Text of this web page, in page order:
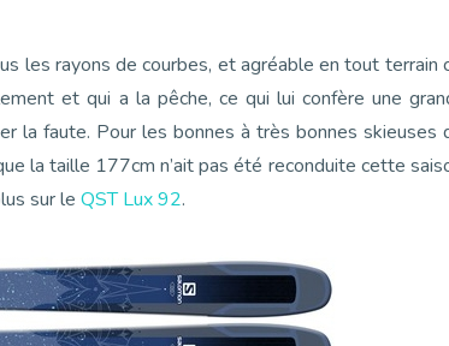
les rayons de courbes, et agréable en tout terrain
et qui a la pêche, ce qui lui confère une
la faute. Pour les bonnes à très bonnes skieuses
la taille 177cm n’ait pas été reconduite cette
sur le QST Lux 92.